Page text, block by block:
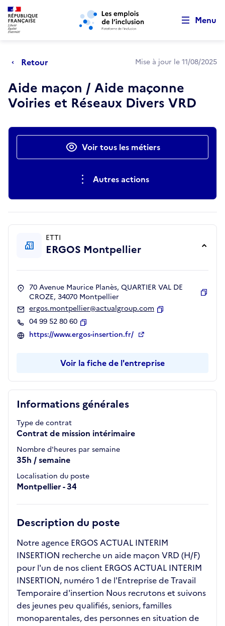
Aller au menu principal Aller au contenu principal
Menu
Retour Mise à jour le 11/08/2025
Aide maçon / Aide maçonne
Voiries et Réseaux Divers VRD
Actions rapidesVoir tous les métiers
Autres actions
Informations générales
Type de contrat
Contrat de mission intérimaire
Nombre d'heures par semaine
35h / semaine
Localisation du poste
Montpellier - 34
Description du poste
Notre agence ERGOS ACTUAL INTERIM
INSERTION recherche un aide maçon VRD (H/F)
pour l'un de nos client ERGOS ACTUAL INTERIM
INSERTION, numéro 1 de l'Entreprise de Travail
Temporaire d'insertion Nous recrutons et suivons
des jeunes peu qualifiés, seniors, familles
monoparentales, des personnes en situation de
ETTI
ERGOS Montpellier
70 Avenue Maurice Planès, QUARTIER VAL DE
CROZE, 34070 Montpellier
ergos.montpellier@actualgroup.com
04 99 52 80 60
Copier
https://www.ergos-insertion.fr/
Voir la fiche de l'entreprise
Retour au début de la page
Panneau de gestion des cookies